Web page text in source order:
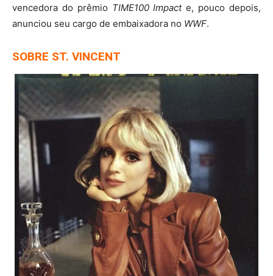
vencedora do prêmio TIME100 Impacte, pouco depois,
anunciou seu cargo de embaixadora no WWF.
SOBRE ST. VINCENT